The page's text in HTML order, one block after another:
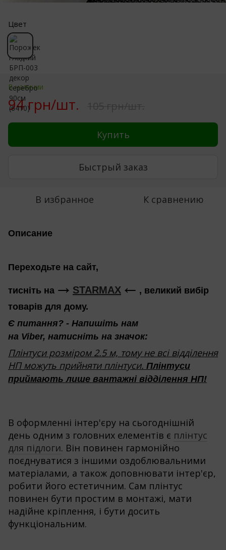
Цвет
В наличии
94 грн/шт.
Купить
Быстрый заказ
В избранное К сравнению
Описание
Переходьте на сайт,
тисніть на → STARMAX ← , великий вибір
товарів для дому.
Є питання? - Напишіть нам
на Viber, натисніть на значок:
Плінтуси розміром 2.5 м, тому не всі відділення
НП можуть прийняти плінтуси. Плінтуси
приймають лише вантажні відділення НП!
В оформленні інтер'єру на сьогоднішній
день одним з головних елементів є плінтус
для підлоги. Він повинен гармонійно
поєднуватися з іншими оздоблювальними
матеріалами, а також доповнювати інтер'єр,
робити його естетичним. Сам плінтус
повинен бути простим в монтажі, мати
надійне кріплення, і бути досить
функціональним.